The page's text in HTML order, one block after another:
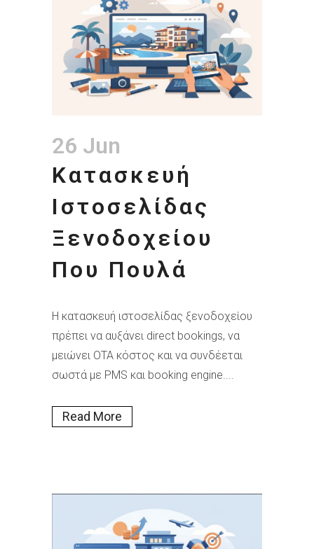
26 Jun
Κατασκευή
Ιστοσελίδας
Ξενοδοχείου
Που Πουλά
Η κατασκευή ιστοσελίδας ξενοδοχείου
πρέπει να αυξάνει direct bookings, να
μειώνει OTA κόστος και να συνδέεται
σωστά με PMS και booking engine....
Read More